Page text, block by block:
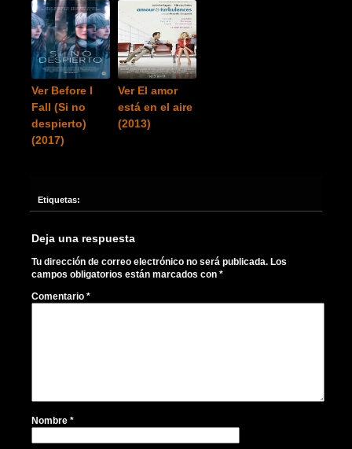
Ver Before I
Fall (Si no
despierto)
(2017)
Ver El amor
está en el aire
(2013)
Etiquetas:
Deja una respuesta
Tu dirección de correo electrónico no será publicada. Los
campos obligatorios están marcados con *
Comentario *
Nombre *